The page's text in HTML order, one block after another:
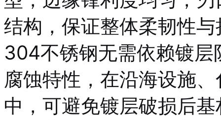
结构，保证整体柔韧性
304不锈钢无需依赖镀
腐蚀特性，在沿海设施
中，可避免镀层破损后